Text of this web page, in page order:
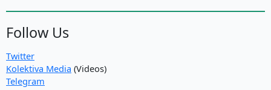
Follow Us
Twitter
Kolektiva Media (Videos)
Telegram